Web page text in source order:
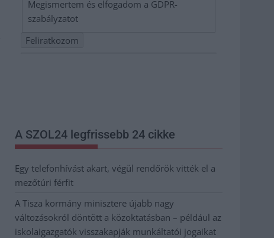
Megismertem és elfogadom a GDPR-
szabályzatot
A SZOL24 legfrissebb 24 cikke
Egy telefonhívást akart, végül rendőrök vitték el a
mezőtúri férfit
A Tisza kormány minisztere újabb nagy
változásokról döntött a közoktatásban – például az
iskolaigazgatók visszakapják munkáltatói jogaikat